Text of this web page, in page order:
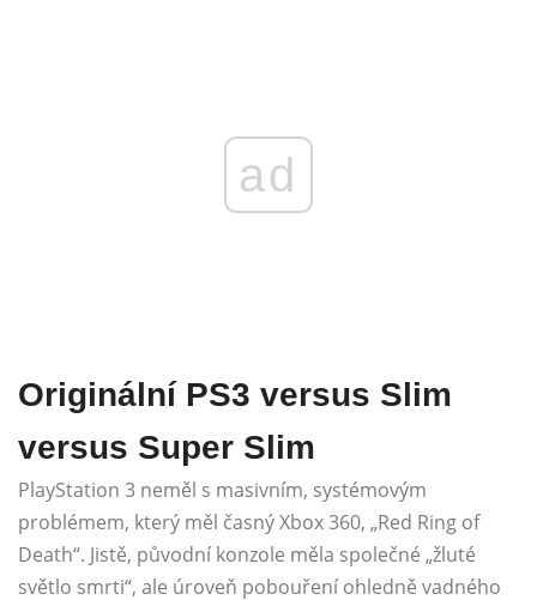
ad
Originální PS3 versus Slim
versus Super Slim
PlayStation 3 neměl s masivním, systémovým
problémem, který měl časný Xbox 360, „Red Ring of
Death“. Jistě, původní konzole měla společné „žluté
světlo smrti“, ale úroveň pobouření ohledně vadného